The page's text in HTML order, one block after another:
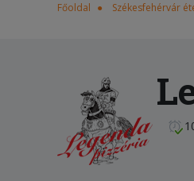
Főoldal Székesfehérvár